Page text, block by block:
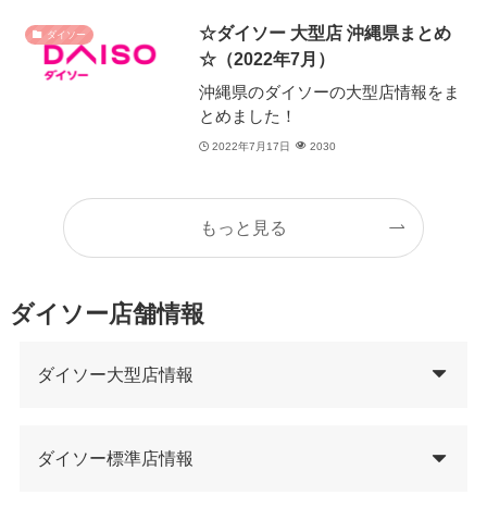
ダイソー
☆ダイソー 大型店 沖縄県まとめ
☆（2022年7月）
沖縄県のダイソーの大型店情報をま
とめました！
2022年7月17日 2030
もっと見る
ダイソー店舗情報
ダイソー大型店情報
ダイソー標準店情報